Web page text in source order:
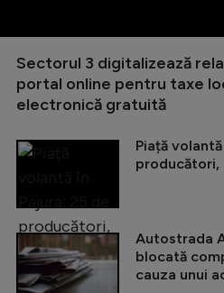
Sectorul 3 digitalizează
portal online pentru taxe
electronică gratuită
Piață
producători,
Autostrada
blocată
cauza unui